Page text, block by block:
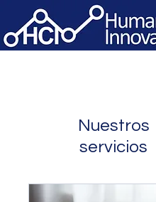
Nuestros
servicios